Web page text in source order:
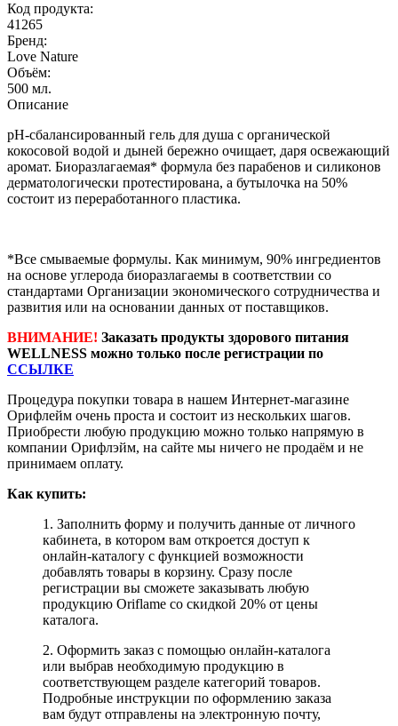
Код продукта:
41265
Бренд:
Love Nature
Объём:
500 мл.
Описание
pH-сбалансированный гель для душа с органической
кокосовой водой и дыней бережно очищает, даря освежающий
аромат. Биоразлагаемая* формула без парабенов и силиконов
дерматологически протестирована, а бутылочка на 50%
состоит из переработанного пластика.
*Все смываемые формулы. Как минимум, 90% ингредиентов
на основе углерода биоразлагаемы в соответствии со
стандартами Организации экономического сотрудничества и
развития или на основании данных от поставщиков.
ВНИМАНИЕ! Заказать продукты здорового питания
WELLNESS можно только после регистрации по
ССЫЛКЕ
Процедура покупки товара в нашем Интернет-магазине
Орифлейм очень проста и состоит из нескольких шагов.
Приобрести любую продукцию можно только напрямую в
компании Орифлэйм, на сайте мы ничего не продаём и не
принимаем оплату.
Как купить:
1. Заполнить форму и получить данные от личного
кабинета, в котором вам откроется доступ к
онлайн-каталогу с функцией возможности
добавлять товары в корзину. Сразу после
регистрации вы сможете заказывать любую
продукцию Oriflame со скидкой 20% от цены
каталога.
2. Оформить заказ с помощью онлайн-каталога
или выбрав необходимую продукцию в
соответствующем разделе категорий товаров.
Подробные инструкции по оформлению заказа
вам будут отправлены на электронную почту,